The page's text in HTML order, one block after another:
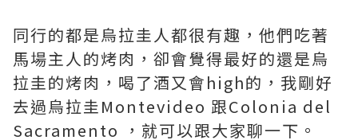
同行的都是烏拉圭人都很有趣，他們吃著
馬場主人的烤肉，卻會覺得最好的還是烏
拉圭的烤肉，喝了酒又會high的，我剛好
去過烏拉圭Montevideo 跟Colonia del
Sacramento ，就可以跟大家聊一下。